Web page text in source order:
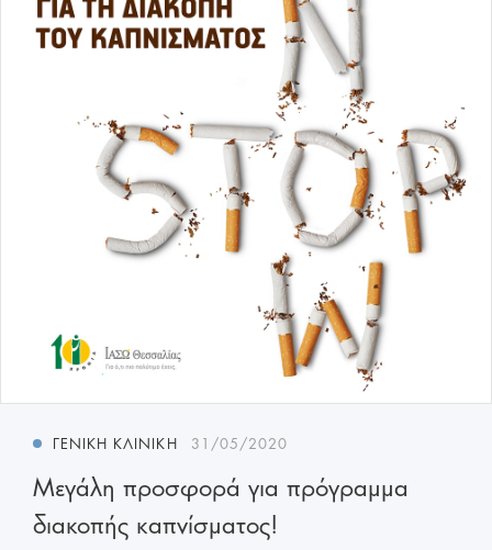
ΓΕΝΙΚΉ ΚΛΙΝΙΚΉ 31/05/2020
Μεγάλη προσφορά για πρόγραμμα
διακοπής καπνίσματος!